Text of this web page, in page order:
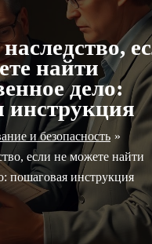
найти
дело:
инструкция
и безопасность
если не можете найти
пошаговая инструкция